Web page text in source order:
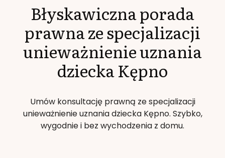
Błyskawiczna porada
prawna ze specjalizacji
unieważnienie uznania
dzieckaKępno
Umów konsultację prawną ze specjalizacji
unieważnienie uznania dzieckaKępno. Szybko,
wygodnie i bez wychodzenia z domu.